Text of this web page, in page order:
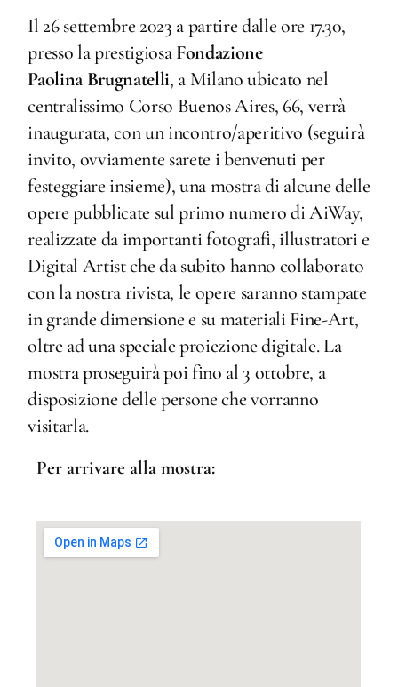
Il 26 settembre 2023 a partire dalle ore 17.30,
presso la prestigiosaFondazione
Paolina Brugnatelli, a Milano ubicato nel
centralissimo Corso Buenos Aires, 66, verrà
inaugurata, con un incontro/aperitivo (seguirà
invito, ovviamente sarete i benvenuti per
festeggiare insieme), una mostra di alcune delle
opere pubblicate sul primo numero di AiWay,
realizzate da importanti fotografi, illustratori e
Digital Artist che da subito hanno collaborato
con la nostra rivista, le opere saranno stampate
in grande dimensione e su materiali Fine-Art,
oltre ad una speciale proiezione digitale. La
mostra proseguirà poi fino al 3 ottobre, a
disposizione delle persone che vorranno
visitarla.
Per arrivare alla mostra: